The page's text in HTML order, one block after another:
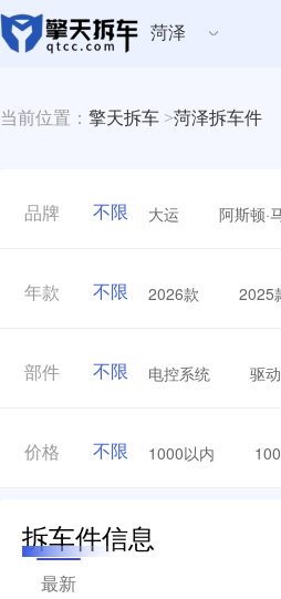
菏泽
当前位置： 擎天拆车 >菏泽拆车件
品牌 不限 大运 阿斯顿·
年款 不限 2026款 2025
部件 不限 电控系统 驱
价格 不限 1000以内
拆车件信息
最新